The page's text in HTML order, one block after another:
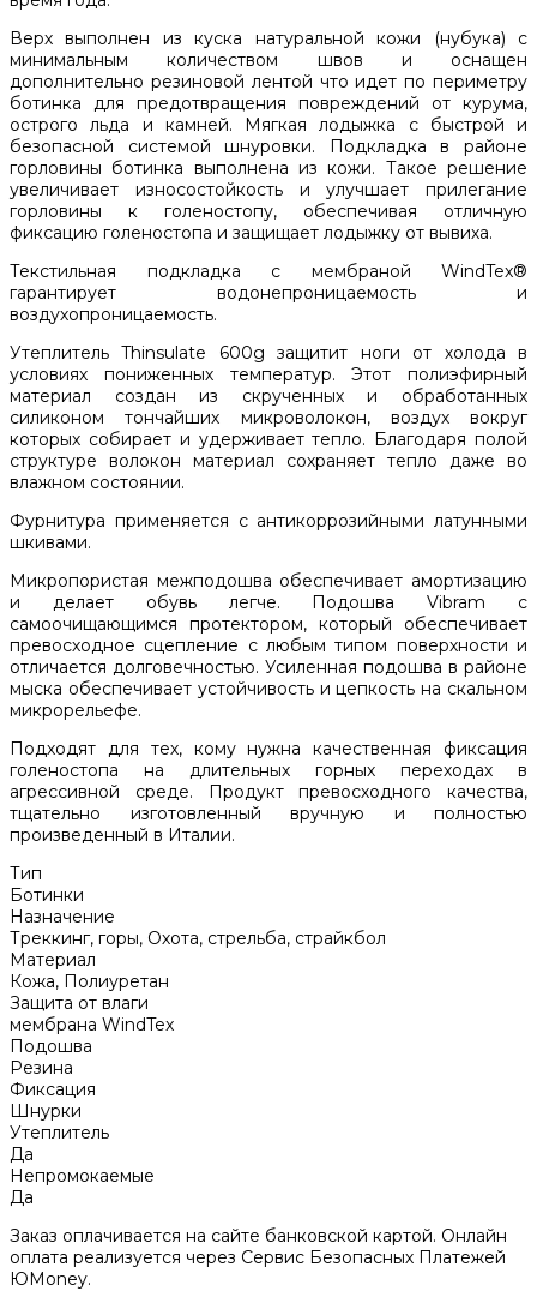
Верх выполнен из куска натуральной кожи (нубука) с
минимальным количеством швов и оснащен
дополнительно резиновой лентой что идет по периметру
ботинка для предотвращения повреждений от курума,
острого льда и камней. Мягкая лодыжка с быстрой и
безопасной системой шнуровки. Подкладка в районе
горловины ботинка выполнена из кожи. Такое решение
увеличивает износостойкость и улучшает прилегание
горловины к голеностопу, обеспечивая отличную
фиксацию голеностопа и защищает лодыжку от вывиха.
Текстильная подкладка с мембраной WindTex®
гарантирует водонепроницаемость и
воздухопроницаемость.
Утеплитель Thinsulate 600g защитит ноги от холода в
условиях пониженных температур. Этот полиэфирный
материал создан из скрученных и обработанных
силиконом тончайших микроволокон, воздух вокруг
которых собирает и удерживает тепло. Благодаря полой
структуре волокон материал сохраняет тепло даже во
влажном состоянии.
Фурнитура применяется с антикоррозийными латунными
шкивами.
Микропористая межподошва обеспечивает амортизацию
и делает обувь легче. Подошва Vibram с
самоочищающимся протектором, который обеспечивает
превосходное сцепление с любым типом поверхности и
отличается долговечностью. Усиленная подошва в районе
мыска обеспечивает устойчивость и цепкость на скальном
микрорельефе.
Подходят для тех, кому нужна качественная фиксация
голеностопа на длительных горных переходах в
агрессивной среде. Продукт превосходного качества,
тщательно изготовленный вручную и полностью
произведенный в Италии.
Тип
Ботинки
Назначение
Треккинг, горы, Охота, стрельба, страйкбол
Материал
Кожа, Полиуретан
Защита от влаги
мембрана WindTex
Подошва
Резина
Фиксация
Шнурки
Утеплитель
Да
Непромокаемые
Да
Заказ оплачивается на сайте банковской картой. Онлайн
оплата реализуется через Сервис Безопасных Платежей
ЮMoney.